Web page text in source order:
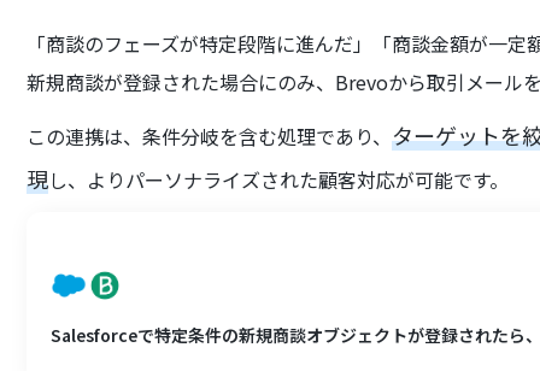
「商談のフェーズが特定段階に進んだ」「商談金額が一
新規商談が登録された場合にのみ、Brevoから取引メール
この連携は、条件分岐を含む処理であり、ターゲットを
現し、よりパーソナライズされた顧客対応が可能です。
Salesforceで特定条件の新規商談オブジェクトが登録されたら